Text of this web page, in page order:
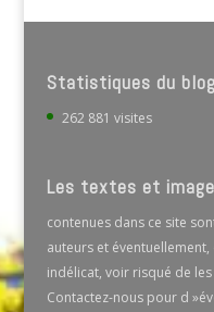
Statistiques du blog
262 881 visites
Les textes et
contenues dans ce site
auteurs et
indélicat, voir risqué de
Contactez-nous pour d